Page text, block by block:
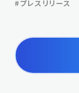
#プレスリリース